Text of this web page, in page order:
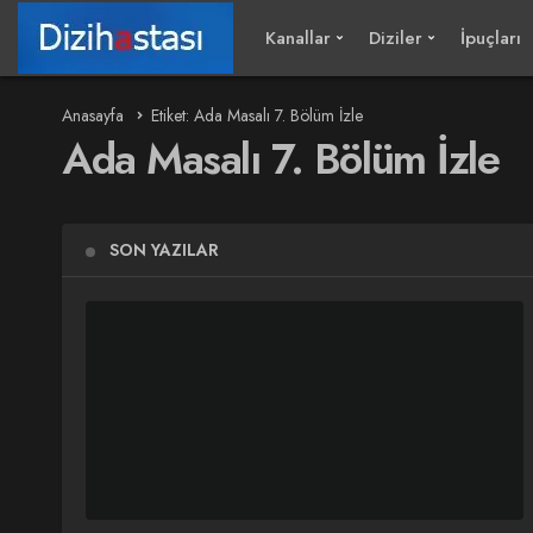
Kanallar Diziler İpuçları
Anasayfa Etiket: Ada Masalı 7. Bölüm İzle
Ada Masalı 7. Bölüm İzle
SON YAZILAR